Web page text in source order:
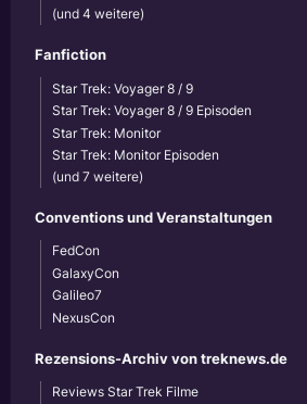
(und 4 weitere)
Fanfiction
Star Trek: Voyager 8 / 9
Star Trek: Voyager 8 / 9 Episoden
Star Trek: Monitor
Star Trek: Monitor Episoden
(und 7 weitere)
Conventions und Veranstaltungen
FedCon
GalaxyCon
Galileo7
NexusCon
Rezensions-Archiv von treknews.de
Reviews Star Trek Filme